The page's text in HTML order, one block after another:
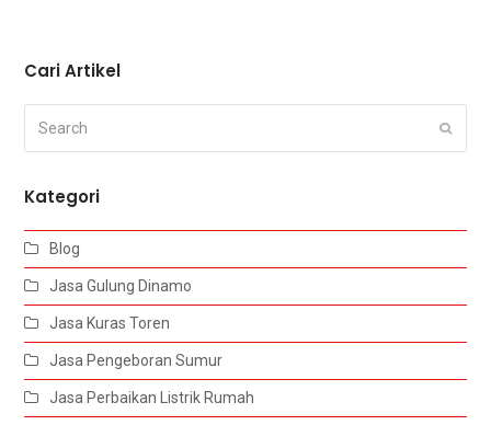
Cari Artikel
Kategori
Blog
Jasa Gulung Dinamo
Jasa Kuras Toren
Jasa Pengeboran Sumur
Jasa Perbaikan Listrik Rumah